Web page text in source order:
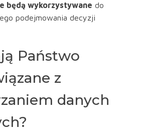
będą wykorzystywane do
podejmowania decyzji
Państwo
z
danych